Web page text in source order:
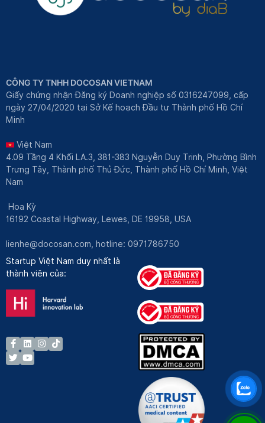
CÔNG TY TNHH DOCOSAN VIETNAM
Giấy chứng nhận Đăng ký Doanh nghiệp số 0316247099, cấp
ngày 27/04/2020 tại Sở Kế hoạch Đầu tư Thành phố Hồ Chí
Minh
Việt Nam
4.09 Tầng 4 Khối LA.3, 381-383 Nguyễn Duy Trinh, Phường Bình
Trưng Tây, Thành phố Thủ Đức, Thành phố Hồ Chí Minh, Việt
Nam
Hoa Kỳ
16192 Coastal Highway, Lewes, DE 19958, USA
lienhe@docosan.com, hotline: 0971786750
Startup Việt Nam duy nhất là
thành viên của: